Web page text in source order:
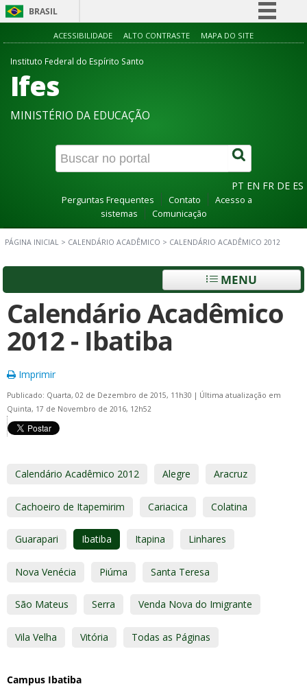
BRASIL
Simplifique!
Canais
ACESSIBILIDADE ALTO CONTRASTE MAPA DO SITE
Instituto Federal do Espírito Santo
Ifes
MINISTÉRIO DA EDUCAÇÃO
PT EN FR DE ES
Perguntas Frequentes Contato
Acesso a
sistemas
Comunicação
PÁGINA INICIAL > CALENDÁRIO ACADÊMICO > CALENDÁRIO ACADÊMICO 2012
MENU
Calendário Acadêmico
2012 - Ibatiba
Imprimir
Publicado: Quarta, 02 de Dezembro de 2015, 11h30 | Última atualização em
Quinta, 17 de Novembro de 2016, 12h52
Calendário Acadêmico 2012 Alegre Aracruz
Cachoeiro de Itapemirim Cariacica Colatina
Guarapari Ibatiba Itapina Linhares
Nova Venécia Piúma Santa Teresa
São Mateus Serra Venda Nova do Imigrante
Vila Velha Vitória Todas as Páginas
Campus Ibatiba